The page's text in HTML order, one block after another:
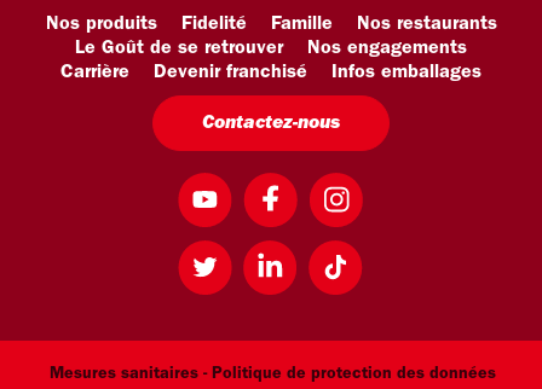
Nos produits Fidelité Famille
Nos restaurants
Le Goût de se retrouver
Nos engagements
Carrière
Devenir franchisé Infos emballages
Contactez-nous
Mesures sanitaires - Politique de protection des données